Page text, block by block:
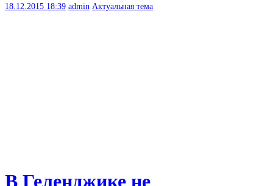
18.12.2015 18:39 admin Актуальная тема
В Геленджике не